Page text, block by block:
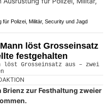
Polizei, Militär, Security und Jagd
löst Grosseinsatz
festgehalten
zur Festhaltung zweier